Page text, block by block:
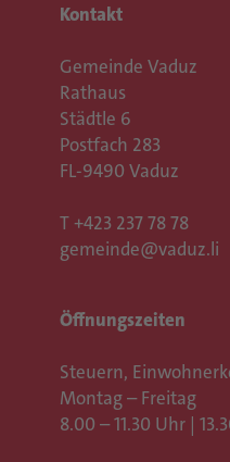
Kontakt
Gemeinde Vaduz
Rathaus
Städtle 6
Postfach 283
FL-9490 Vaduz
T +423 237 78 78
gemeinde@vaduz.li
Öffnungszeiten
Steuern,
Montag – Freitag
8.00 – 11.30 Uhr |